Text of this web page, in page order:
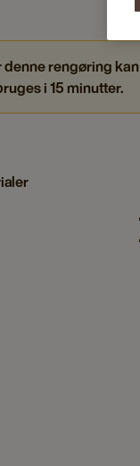
rengøring kan
i 15 minutter.